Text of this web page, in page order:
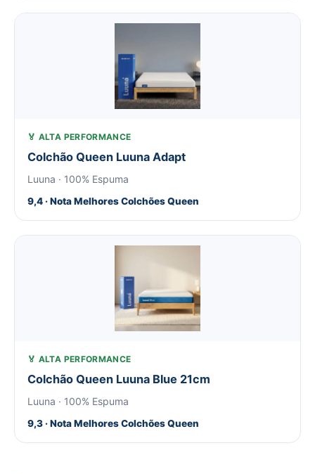
🏅 ALTA PERFORMANCE
Colchão Queen Luuna Adapt
Luuna · 100% Espuma
9,4 · Nota Melhores Colchões Queen
🏅 ALTA PERFORMANCE
Colchão Queen Luuna Blue 21cm
Luuna · 100% Espuma
9,3 · Nota Melhores Colchões Queen